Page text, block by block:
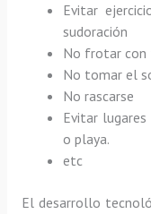
Evitar
sudoración
No frotar
No tomar el
No rascarse
Evitar
o playa.
etc
El desarrollo